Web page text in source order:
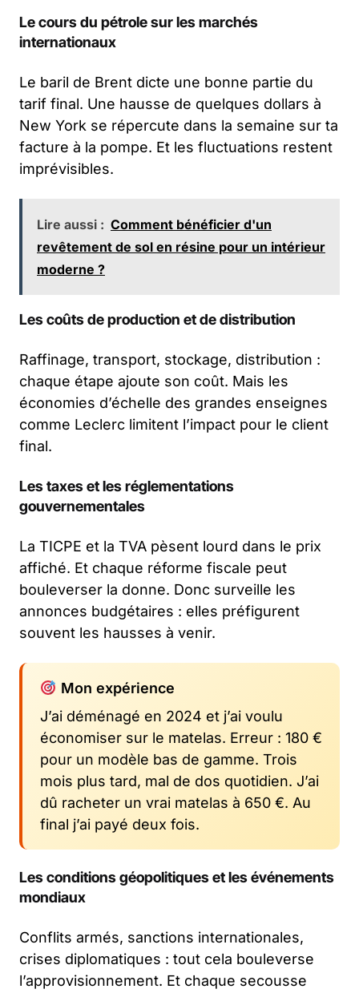
Le cours du pétrole sur les marchés
internationaux
Le baril de Brent dicte une bonne partie du
tarif final. Une hausse de quelques dollars à
New York se répercute dans la semaine sur ta
facture à la pompe. Et les fluctuations restent
imprévisibles.
Lire aussi : Comment bénéficier d'un
revêtement de sol en résine pour un intérieur
moderne ?
Les coûts de production et de distribution
Raffinage, transport, stockage, distribution :
chaque étape ajoute son coût. Mais les
économies d’échelle des grandes enseignes
comme Leclerc limitent l’impact pour le client
final.
Les taxes et les réglementations
gouvernementales
La TICPE et la TVA pèsent lourd dans le prix
affiché. Et chaque réforme fiscale peut
bouleverser la donne. Donc surveille les
annonces budgétaires : elles préfigurent
souvent les hausses à venir.
Mon expérience
J’ai déménagé en 2024 et j’ai voulu
économiser sur le matelas. Erreur : 180 €
pour un modèle bas de gamme. Trois
mois plus tard, mal de dos quotidien. J’ai
dû racheter un vrai matelas à 650 €. Au
final j’ai payé deux fois.
Les conditions géopolitiques et les événements
mondiaux
Conflits armés, sanctions internationales,
crises diplomatiques : tout cela bouleverse
l’approvisionnement. Et chaque secousse